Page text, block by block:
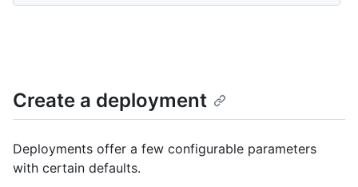
Create a deployment
Deployments offer a few configurable parameters
with certain defaults.